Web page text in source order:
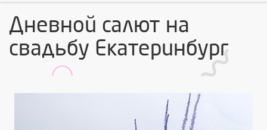
Дневной салют на
свадьбу Екатеринбург